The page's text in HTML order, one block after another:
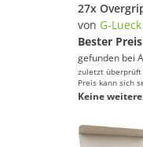
von G-Lueck
Bester Preis
gefunden bei
zuletzt überprüft
Preis kann sich
Keine